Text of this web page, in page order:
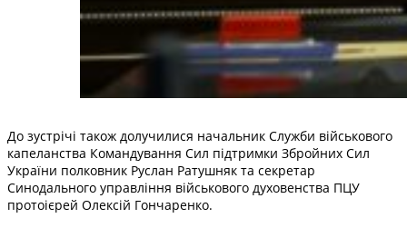
До зустрічі також долучилися начальник Служби військового
капеланства Командування Сил підтримки Збройних Сил
України полковник Руслан Ратушняк та секретар
Синодального управління військового духовенства ПЦУ
протоієрей Олексій Гончаренко.